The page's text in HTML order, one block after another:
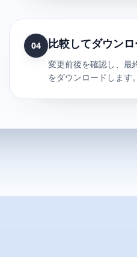
04 比較してダウン
変更前後を確認し、最
をダウンロードします。